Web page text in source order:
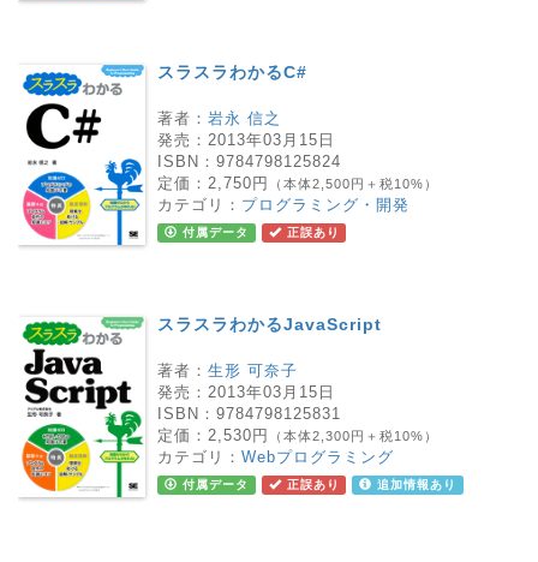
スラスラわかるC#
著者： 岩永 信之
発売： 2013年03月15日
ISBN： 9784798125824
定価： 2,750円 （本体2,500円＋税10%）
カテゴリ： プログラミング・開発
付属データ 正誤あり
スラスラわかるJavaScript
著者： 生形 可奈子
発売： 2013年03月15日
ISBN： 9784798125831
定価： 2,530円 （本体2,300円＋税10%）
カテゴリ： Webプログラミング
付属データ 正誤あり 追加情報あり